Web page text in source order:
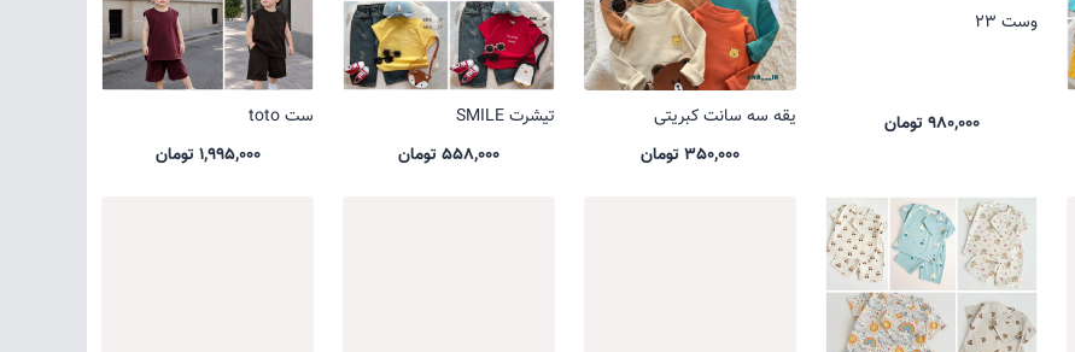
وست 23
980,000 تومان
یقه سه سانت کبریتی
350,000 تومان
تیشرت SMILE
558,000 تومان
ست toto
1,995,000 تومان